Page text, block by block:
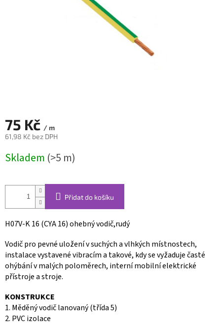
75 Kč / m
61,98 Kč bez DPH
cena:
Skladem (>5 m)
Přidat do košíku
H07V-K 16 (CYA 16) ohebný vodič,rudý
Vodič pro pevné uložení v suchých a vlhkých místnostech,
instalace vystavené vibracím a takové, kdy se vyžaduje časté
ohýbání v malých poloměrech, interní mobilní elektrické
přístroje a stroje.
KONSTRUKCE
1. Měděný vodič lanovaný (třída 5)
2. PVC izolace